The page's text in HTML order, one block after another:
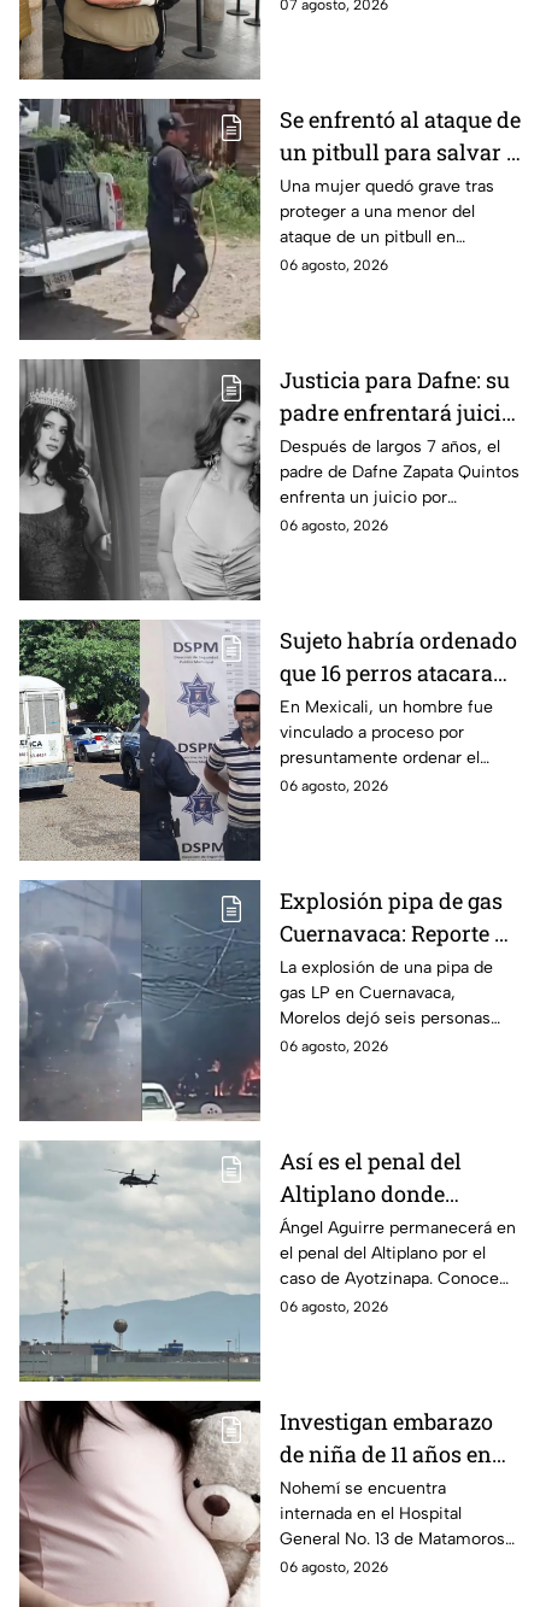
07 agosto, 2026
Se enfrentó al ataque de
un pitbull para salvar a
una menor; hoy lucha
por su vida en Zapopan
Una mujer quedó grave tras
proteger a una menor del
ataque de un pitbull en
Zapopan; la víctima sufrió
06 agosto, 2026
Justicia para Dafne: su
padre enfrentará juicio
por presunto abuso
cometido en 2019 en
Tamaulipas
Después de largos 7 años, el
padre de Dafne Zapata Quintos
enfrenta un juicio por
presuntamente abusar de la
06 agosto, 2026
Sujeto habría ordenado
que 16 perros atacaran
a su hermana con
discapacidad en
Mexicali, BC
En Mexicali, un hombre fue
vinculado a proceso por
presuntamente ordenar el
ataque de 16 perros contra su
06 agosto, 2026
Explosión pipa de gas
Cuernavaca: Reporte de
víctimas tras estallido
en Morelos
La explosión de una pipa de
gas LP en Cuernavaca,
Morelos dejó seis personas
hospitalizadas. IMSS informó
06 agosto, 2026
Así es el penal del
Altiplano donde
permanecerá Ángel
Aguirre por caso
Ayotzinapa
Ángel Aguirre permanecerá en
el penal del Altiplano por el
caso de Ayotzinapa. Conoce
dónde está, cómo es esta
06 agosto, 2026
Investigan embarazo
de niña de 11 años en
Matamoros,
Tamaulipas; ¿qué pasó
con Nohemí?
Nohemí se encuentra
internada en el Hospital
General No. 13 de Matamoros
tras complicaciones por un
06 agosto, 2026